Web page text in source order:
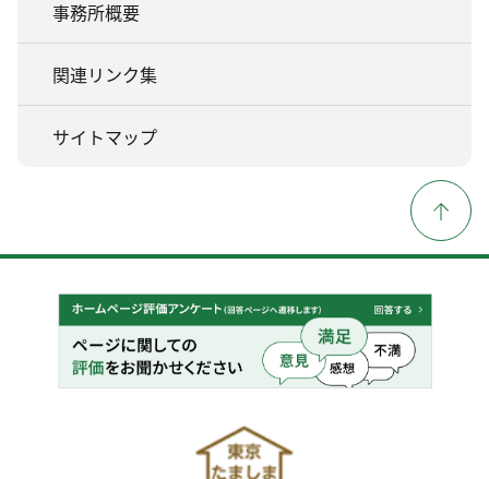
事務所概要
関連リンク集
サイトマップ